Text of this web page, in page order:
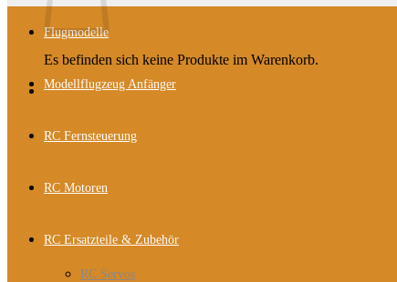
Es befinden sich keine Produkte im Warenkorb.
Flugmodelle
Modellflugzeug Anfänger
RC Fernsteuerung
RC Motoren
RC Ersatzteile & Zubehör
RC Servos